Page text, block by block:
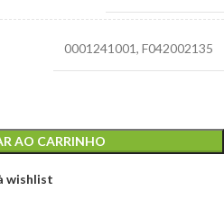
0001241001, F042002135
AO CARRINHO
wishlist